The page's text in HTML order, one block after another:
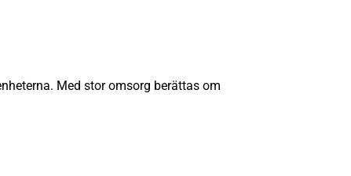
Med stor omsorg berättas om